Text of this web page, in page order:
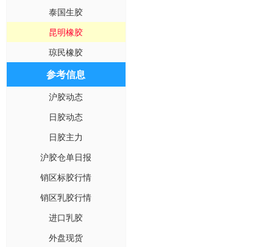
泰国生胶
昆明橡胶
琼民橡胶
参考信息
沪胶动态
日胶动态
日胶主力
沪胶仓单日报
销区标胶行情
销区乳胶行情
进口乳胶
外盘现货